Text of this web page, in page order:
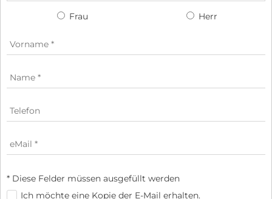
Frau Herr
* Diese Felder müssen ausgefüllt werden
Ich möchte eine Kopie der E-Mail erhalten.